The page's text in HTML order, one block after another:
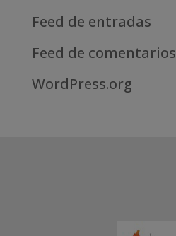
Feed de entradas
Feed de comentarios
WordPress.org